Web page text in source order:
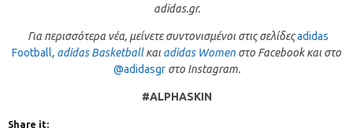
adidas.gr.
Για περισσότερα νέα, μείνετε συντονισμένοι στις σελίδεςadidas
Football, adidas Basketballκαι adidas Women στο Facebookκαι στο
@adidasgrστο Instagram.
#ALPHASKIN
Share it: